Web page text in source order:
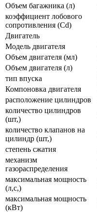
Объем багажника (л)
коэффициент лобового
сопротивления (Cd)
Двигатель
Модель двигателя
Объем двигателя (мл)
Объем двигателя (л)
тип впуска
Компоновка двигателя
расположение цилиндров
количество цилиндров
(шт,)
количество клапанов на
цилиндр (шт,)
степень сжатия
механизм
газораспределения
максимальная мощность
(л,с,)
максимальная мощность
(кВт)